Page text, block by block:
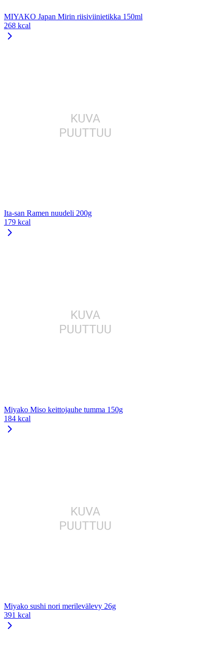
MIYAKO Japan Mirin riisiviinietikka 150ml
268 kcal
Ita-san Ramen nuudeli 200g
179 kcal
Miyako Miso keittojauhe tumma 150g
184 kcal
Miyako sushi nori merilevälevy 26g
391 kcal